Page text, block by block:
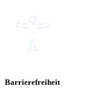
Barrierefreiheit